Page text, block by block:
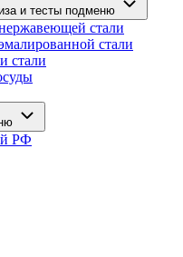
и тесты подменю
стали
стали
стали
РФ